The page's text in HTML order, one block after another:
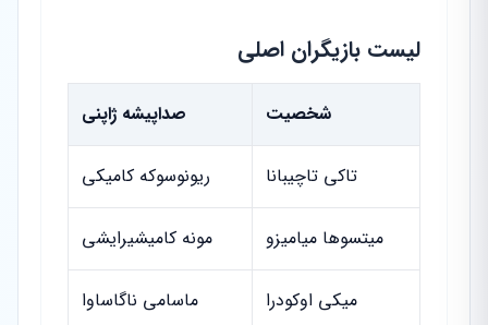
لیست بازیگران اصلی
شخصیت صداپیشه ژاپنی
تاکی تاچیبانا ریونوسوکه کامیکی
میتسوها میامیزو مونه کامیشیرایشی
میکی اوکودرا ماسامی ناگاساوا